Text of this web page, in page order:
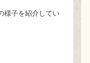
様子を紹介してい